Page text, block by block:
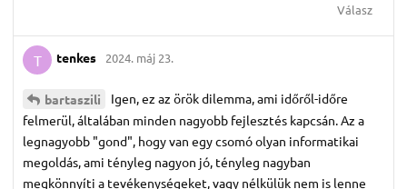
Válasz
T tenkes 2024. máj 23.
bartaszili
Igen, ez az örök dilemma, ami időről-időre
felmerül, általában minden nagyobb fejlesztés kapcsán. Az a
legnagyobb "gond", hogy van egy csomó olyan informatikai
megoldás, ami tényleg nagyon jó, tényleg nagyban
megkönnyíti a tevékenységeket, vagy nélkülük nem is lenne